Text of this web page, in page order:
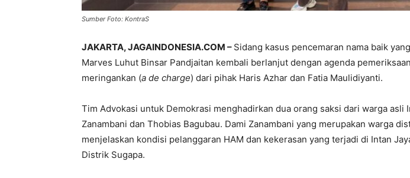
Sumber Foto: KontraS
JAKARTA, JAGAINDONESIA.COM – Sidang kasus pencemaran nama baik
Marves Luhut Binsar Pandjaitan kembali berlanjut dengan agenda
meringankan (a de charge) dari pihak Haris Azhar dan Fatia Maulidiyanti.
Tim Advokasi untuk Demokrasi menghadirkan dua orang saksi dari warga asli
Zanambani dan Thobias Bagubau. Dami Zanambani yang merupakan warga
menjelaskan kondisi pelanggaran HAM dan kekerasan yang terjadi di Intan
Distrik Sugapa.